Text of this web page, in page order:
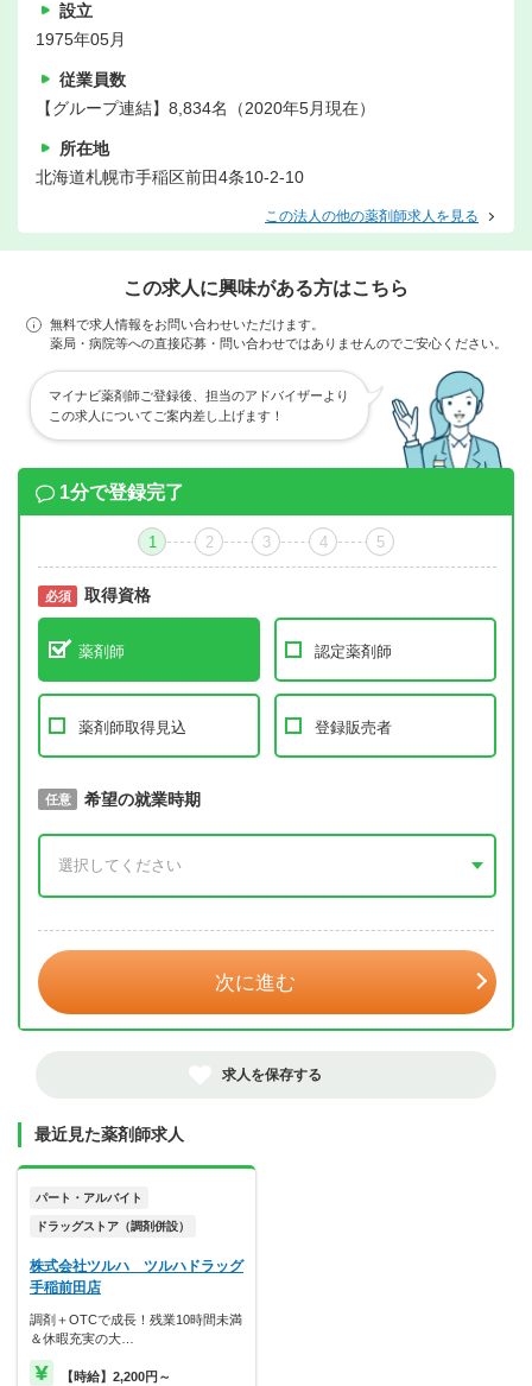
設立
1975年05月
従業員数
【グループ連結】8,834名（2020年5月現在）
所在地
北海道札幌市手稲区前田4条10-2-10
この法人の他の薬剤師求人を見る
この求人に興味がある方はこちら
無料で求人情報をお問い合わせいただけます。
薬局・病院等への直接応募・問い合わせではありませんのでご安心ください。
マイナビ薬剤師ご登録後、担当のアドバイザーより
この求人についてご案内差し上げます！
1分で登録完了
1 2 3 4 5
必須 取得資格
薬剤師 認定薬剤師
薬剤師取得見込 登録販売者
必須 取得予定年
任意 希望の就業時期
次に進む
求人を保存する
最近見た薬剤師求人
パート・アルバイト
ドラッグストア（調剤併設）
株式会社ツルハ ツルハドラッグ
手稲前田店
調剤＋OTCで成長！残業10時間未満
＆休暇充実の大…
【時給】2,200円～